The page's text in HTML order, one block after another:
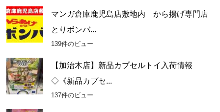
マンガ倉庫鹿児島店敷地内 から揚げ専門店
とりボンバ...
139件のビュー
【加治木店】新品カプセルトイ入荷情報
◇《新品カプセ...
137件のビュー